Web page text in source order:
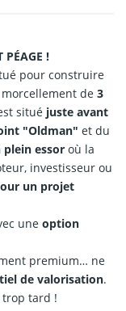
PÉAGE !
pour construire
morcellement de 3
situé juste avant
"Oldman" et du
plein essor où la
investisseur ou
un projet
une option
premium… ne
de valorisation.
trop tard !